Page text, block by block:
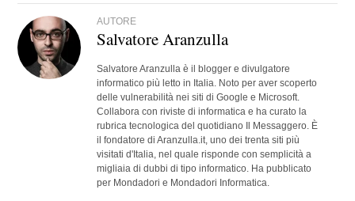
AUTORE
Salvatore Aranzulla
Salvatore Aranzulla è il blogger e divulgatore
informatico più letto in Italia. Noto per aver scoperto
delle vulnerabilità nei siti di Google e Microsoft.
Collabora con riviste di informatica e ha curato la
rubrica tecnologica del quotidiano Il Messaggero. È
il fondatore di Aranzulla.it, uno dei trenta siti più
visitati d'Italia, nel quale risponde con semplicità a
migliaia di dubbi di tipo informatico. Ha pubblicato
per Mondadori e Mondadori Informatica.